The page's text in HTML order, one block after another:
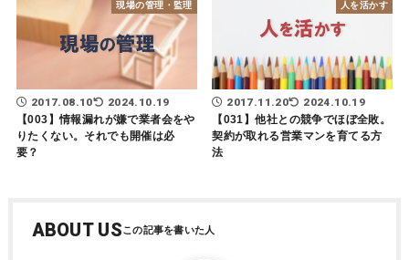
現場の管理・監理
2017.08.10
2024.10.19
【003】情報漏れが嫌で業者会をや
りたくない。それでも開催は必
要？
人を活かす
2017.11.20
2024.10.19
【031】他社との競争でほぼ全敗。
契約が取れる営業マンを育てる方
法
ABOUT US